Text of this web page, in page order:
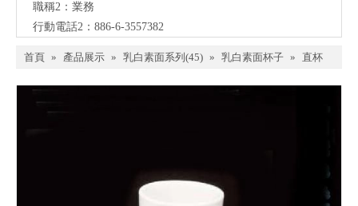
職稱2：業務
行動電話2：886-6-3557382
首頁 » 產品展示 » 乳白素面系列(45) » 乳白素面杯子 » 直杯